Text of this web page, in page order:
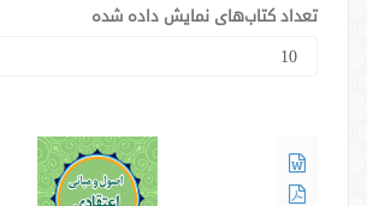
تعداد کتاب‌های نمایش داده شده